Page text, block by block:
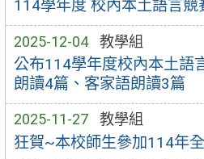
114學年度 校內本土語言競
2025-12-04 教學組
公布114學年度校內本土語
朗讀4篇、客家語朗讀3篇
2025-11-27 教學組
狂賀~本校師生參加114年